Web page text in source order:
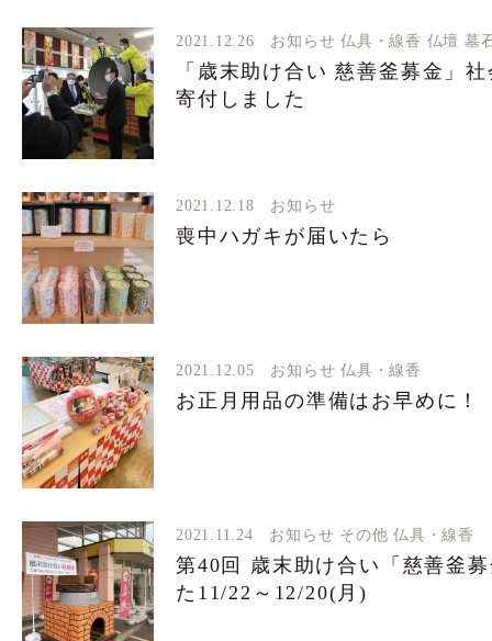
2021.12.26 お知らせ 仏具・線香 仏壇 墓
「歳末助け合い 慈善釜募金」
寄付しました
2021.12.18 お知らせ
喪中ハガキが届いたら
2021.12.05 お知らせ 仏具・線香
お正月用品の準備はお早めに！
2021.11.24 お知らせ その他 仏具・線香
第40回 歳末助け合い「慈善釜
た11/22～12/20(月)